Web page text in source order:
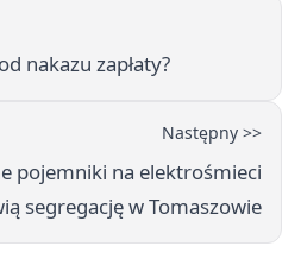
nakazu zapłaty?
Następny >>
pojemniki na elektrośmieci
segregację w Tomaszowie